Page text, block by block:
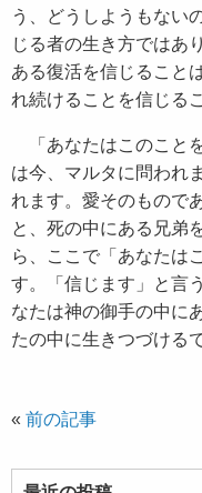
う、どうしようもない
じる者の生き方ではあ
ある復活を信じること
れ続けることを信じる
「あなたはこのこと
は今、マルタに問われ
れます。愛そのもので
と、死の中にある兄弟
ら、ここで「あなたは
す。「信じます」と言
なたは神の御手の中に
たの中に生きつづける
« 前の記事